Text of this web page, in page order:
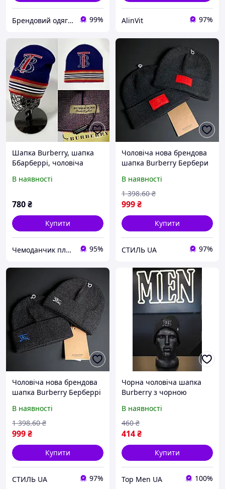
Брендовий одяг від інтернет-магазина «Trendy Shop» 99% AlinVit 97%
Шапка Burberry, шапка
Ббарберрі, чоловіча
стильна шапка
В наявності
780₴
Купити
Чемоданчик плюс 95%
Чоловіча нова брендова
шапка Burberry Бербери
осіня для холоду
В наявності
999₴
1 398.60 ₴
Купити
СТИЛЬ UA 97%
Чоловіча нова брендова
шапка Burberry Берберрі
універсальна СІРЕ лого
В наявності
999₴
1 398.60 ₴
Купити
СТИЛЬ UA 97%
Чорна чоловіча шапка
Burberry з чорною
демисезонна шапка
Барберрі, головний убір
для хлопця на зиму
В наявності
414₴
460 ₴
Купити
Top Men UA 100%